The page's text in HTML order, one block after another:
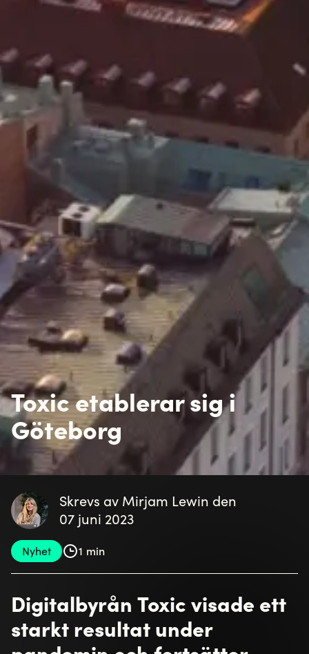
Toxic etablerar sig i
Göteborg
Skrevs av Mirjam Lewin den
07 juni 2023
Nyhet 1 min
Digitalbyrån Toxic visade ett
starkt resultat under